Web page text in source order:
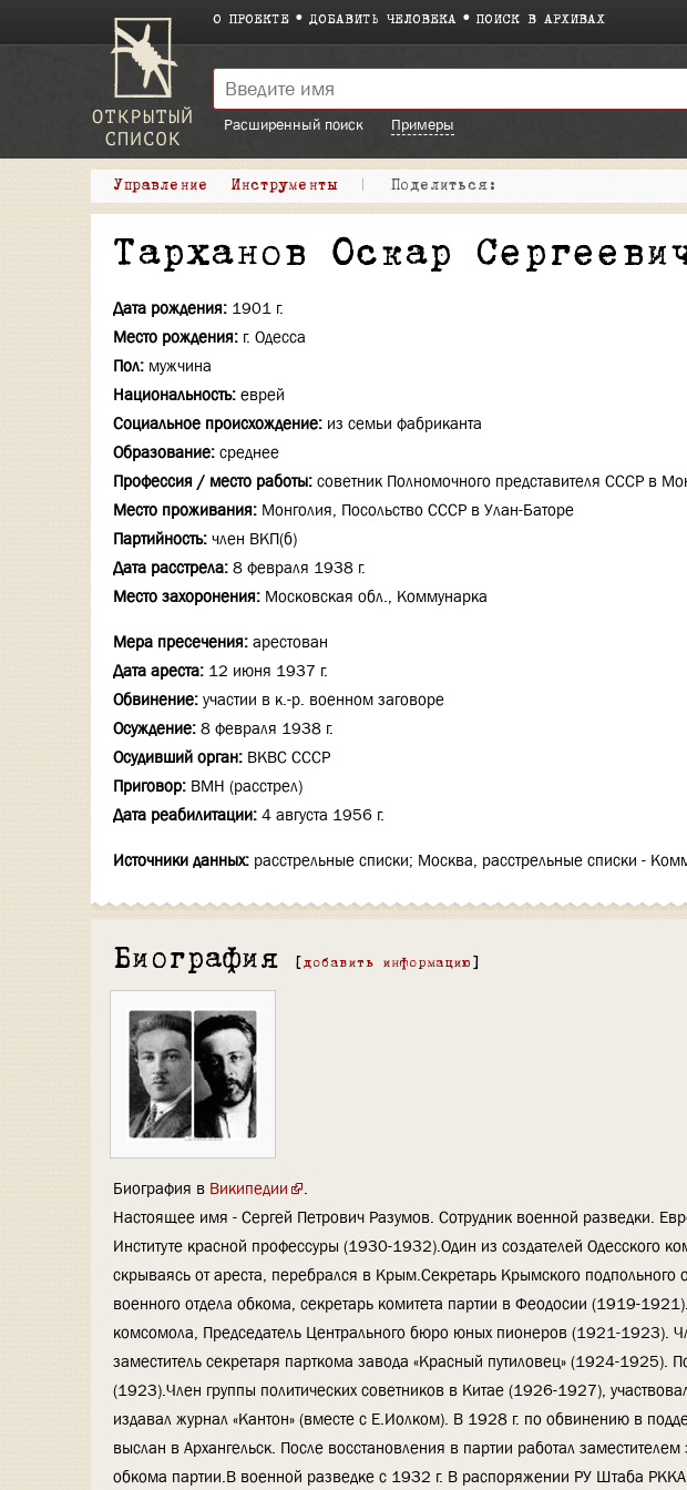
О ПРОЕКТЕ ДОБАВИТЬ ЧЕЛОВЕКА ПОИСК В АРХИВАХ
Расширенный поиск
Примеры
Управление Инструменты | Поделиться:
Тарханов Оскар
Дата рождения: 1901 г.
Место рождения: г. Одесса
Пол: мужчина
Национальность: еврей
Социальное происхождение: из семьи фабриканта
Образование: среднее
Профессия / место работы: советник Полномочного представителя СССР в
Место проживания: Монголия, Посольство СССР в Улан-Баторе
Партийность: член ВКП(б)
Дата расстрела: 8 февраля 1938 г.
Место захоронения: Московская обл., Коммунарка
Мера пресечения: арестован
Дата ареста: 12 июня 1937 г.
Обвинение: участии в к.-р. военном заговоре
Осуждение: 8 февраля 1938 г.
Осудивший орган: ВКВС СССР
Приговор: ВМН (расстрел)
Дата реабилитации: 4 августа 1956 г.
Источники данных: расстрельные списки; Москва, расстрельные списки -
Биография [ добавить информацию ]
Биография в Википедии
.
Настоящее имя - Сергей Петрович Разумов. Сотрудник военной разведки.
Институте красной профессуры (1930-1932).Один из создателей Одесского
скрываясь от ареста, перебрался в Крым.Секретарь Крымского
военного отдела обкома, секретарь комитета партии в Феодосии (1919-
комсомола, Председатель Центрального бюро юных пионеров (1921-
заместитель секретаря парткома завода «Красный путиловец» (1924-
(1923).Член группы политических советников в Китае (1926-1927),
издавал журнал «Кантон» (вместе с Е.Иолком). В 1928 г. по обвинению в
выслан в Архангельск. После восстановления в партии работал
обкома партии.В военной разведке с 1932 г. В распоряжении РУ Штаба